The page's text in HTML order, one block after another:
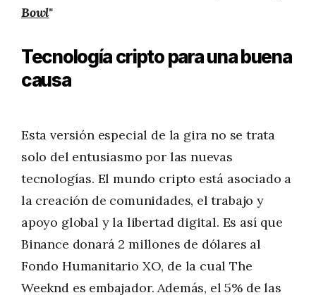
Bowl"
Tecnología cripto para una buena
causa
Esta versión especial de la gira no se trata
solo del entusiasmo por las nuevas
tecnologías. El mundo cripto está asociado a
la creación de comunidades, el trabajo y
apoyo global y la libertad digital. Es así que
Binance donará 2 millones de dólares al
Fondo Humanitario XO, de la cual The
Weeknd es embajador. Además, el 5% de las